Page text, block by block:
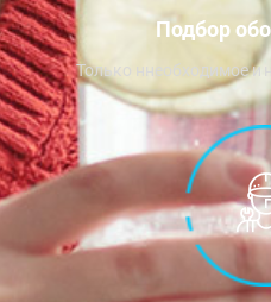
Подбор
Только ннеобходимое и